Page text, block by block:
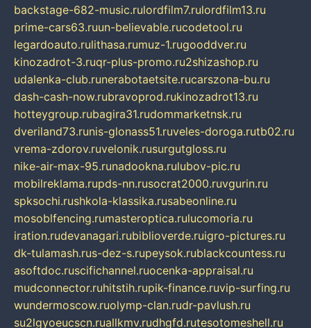
backstage-682-music.rulordfilm7.rulordfilm13.ru
prime-cars63.ruun-believable.rucodetool.ru
legardoauto.rulithasa.rumuz-1.rugooddver.ru
kinozadrot-3.ruqr-plus-promo.ru2shizashop.ru
udalenka-club.runerabotaetsite.rucarszona-bu.ru
dash-cash-now.rubravoprod.rukinozadrot13.ru
hotteygroup.rubagira31.rudommarketnsk.ru
dveriland73.runis-glonass51.ruveles-doroga.rutb02.ru
vrema-zdorov.ruvelonik.rusurgutgloss.ru
nike-air-max-95.runadookna.rulubov-pic.ru
mobilreklama.rupds-nn.rusocrat2000.ruvgurin.ru
spksochi.rushkola-klassika.rusabeonline.ru
mosoblfencing.rumasteroptica.rulucomoria.ru
iration.rudevanagari.rubiblioverde.ruigro-pictures.ru
dk-tulamash.rus-dez-s.rupeysok.rublackcountess.ru
asoftdoc.ruscifichannel.ruocenka-appraisal.ru
mudconnector.ruhitstih.rupik-finance.ruvip-surfing.ru
wundermoscow.ruolymp-clan.rudr-pavlush.ru
su2lgyoeucscn.ruallkmv.rudhgfd.rutesotomeshell.ru